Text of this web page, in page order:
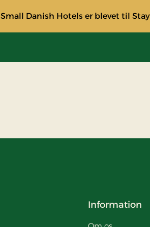
Small Danish Hotels er blevet til
Information